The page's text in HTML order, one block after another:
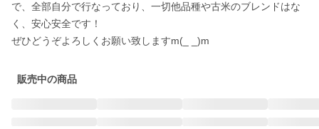
で、全部自分で行なっており、一切他品種や古米のブレンドはな
く、安心安全です！
販売中の商品